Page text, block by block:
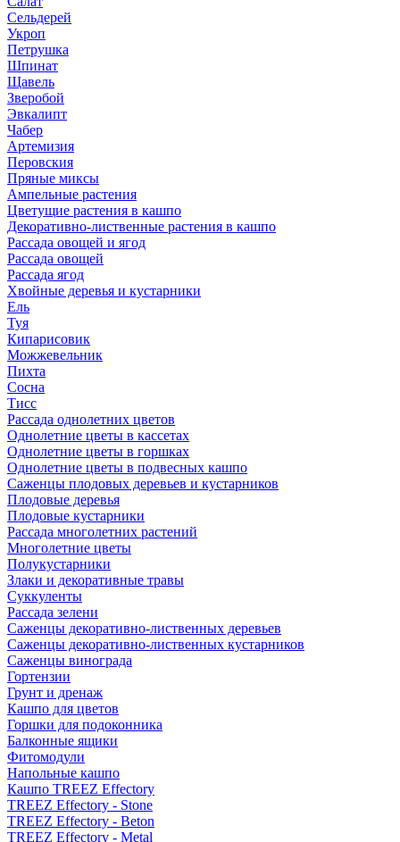
Сельдерей
Укроп
Петрушка
Шпинат
Щавель
Зверобой
Эвкалипт
Чабер
Артемизия
Перовския
Пряные миксы
Ампельные растения
Цветущие растения в кашпо
Декоративно-лиственные растения в кашпо
Рассада овощей и ягод
Рассада овощей
Рассада ягод
Хвойные деревья и кустарники
Ель
Туя
Кипарисовик
Можжевельник
Пихта
Сосна
Тисc
Рассада однолетних цветов
Однолетние цветы в кассетах
Однолетние цветы в горшках
Однолетние цветы в подвесных кашпо
Саженцы плодовых деревьев и кустарников
Плодовые деревья
Плодовые кустарники
Рассада многолетних растений
Многолетние цветы
Полукустарники
Злаки и декоративные травы
Суккуленты
Рассада зелени
Саженцы декоративно-лиственных деревьев
Саженцы декоративно-лиственных кустарников
Саженцы винограда
Гортензии
Грунт и дренаж
Кашпо для цветов
Горшки для подоконника
Балконные ящики
Фитомодули
Напольные кашпо
Кашпо TREEZ Effectory
TREEZ Effectory - Stone
TREEZ Effectory - Beton
TREEZ Effectory - Metal